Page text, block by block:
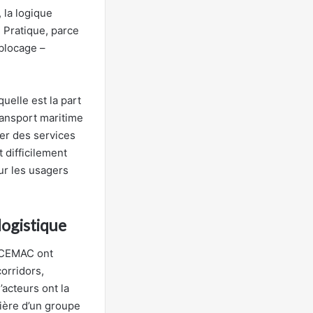
la logique
parce
–
est la part
maritime
des services
difficilement
les usagers
ont
ont la
d’un groupe